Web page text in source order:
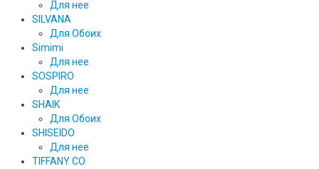
Для нее
SILVANA
Для Обоих
Simimi
Для нее
SOSPIRO
Для нее
SHAIK
Для Обоих
SHISEIDO
Для нее
TIFFANY CO